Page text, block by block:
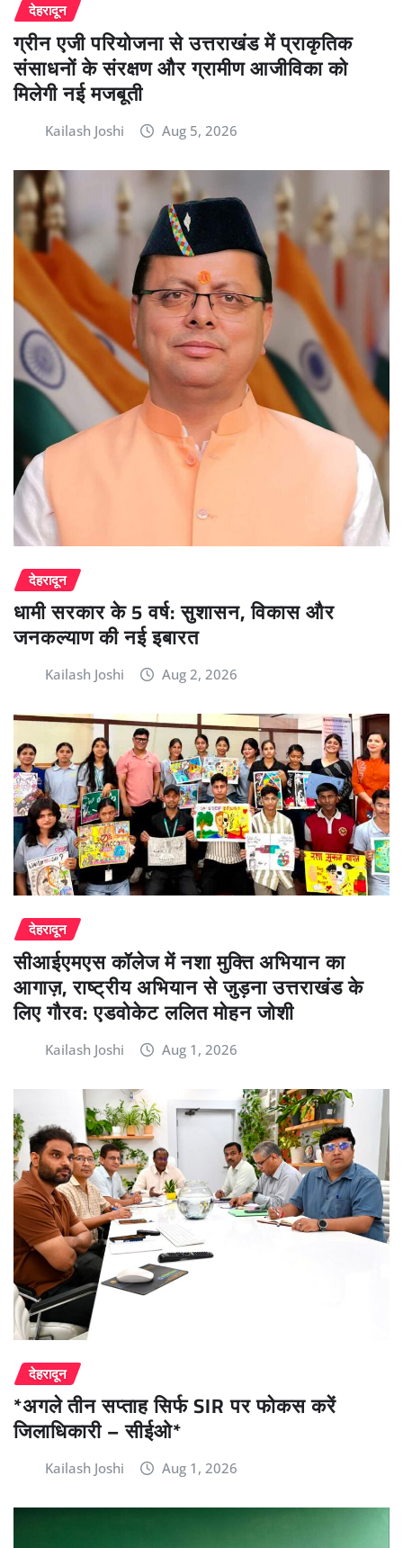
देहरादून
ग्रीन एजी परियोजना से उत्तराखंड में प्राकृतिक
संसाधनों के संरक्षण और ग्रामीण आजीविका को
मिलेगी नई मजबूती
Kailash Joshi Aug 5, 2026
देहरादून
धामी सरकार के 5 वर्ष: सुशासन, विकास और
जनकल्याण की नई इबारत
Kailash Joshi Aug 2, 2026
देहरादून
सीआईएमएस कॉलेज में नशा मुक्ति अभियान का
आगाज़, राष्ट्रीय अभियान से जुड़ना उत्तराखंड के
लिए गौरव: एडवोकेट ललित मोहन जोशी
Kailash Joshi Aug 1, 2026
देहरादून
*अगले तीन सप्ताह सिर्फ SIR पर फोकस करें
जिलाधिकारी – सीईओ*
Kailash Joshi Aug 1, 2026